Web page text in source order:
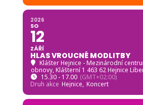
2026
SO
12
ZÁŘÍ
HLAS VROUCNÉ MODLITBY
Klášter Hejnice - Mezinárodní
obnovy, Klášterní 1 463 62 Hejnice
15.30 - 17.00 (GMT+02:00)
Druh akce Hejnice, Koncert